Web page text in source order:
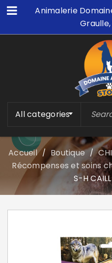
Animalerie
All categories
Accueil / Boutique /
Récompenses et soins
S-H